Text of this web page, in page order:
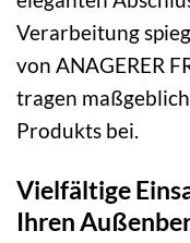
Verarbeitung
von ANAGERER
tragen
Produkts bei.
Vielfältige
Ihren